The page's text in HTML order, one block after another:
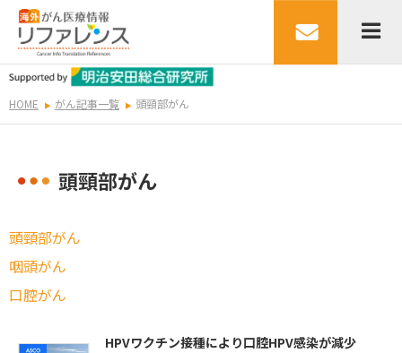
HOME がん記事一覧 頭頸部がん
頭頸部がん
頭頸部がん
咽頭がん
口腔がん
HPVワクチン接種により口腔HPV感染が減少